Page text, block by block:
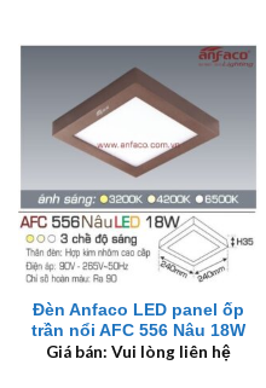
Đèn Anfaco LED panel ốp
trần nổi AFC 556 Nâu 18W
Giá bán: Vui lòng liên hệ